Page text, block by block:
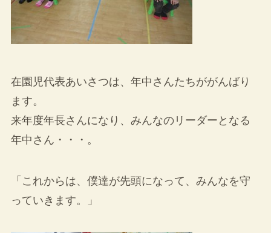
在園児代表あいさつは、年中さんたちががんばり
ます。
来年度年長さんになり、みんなのリーダーとなる
年中さん・・・。
「これからは、僕達が先頭になって、みんなを守
っていきます。」